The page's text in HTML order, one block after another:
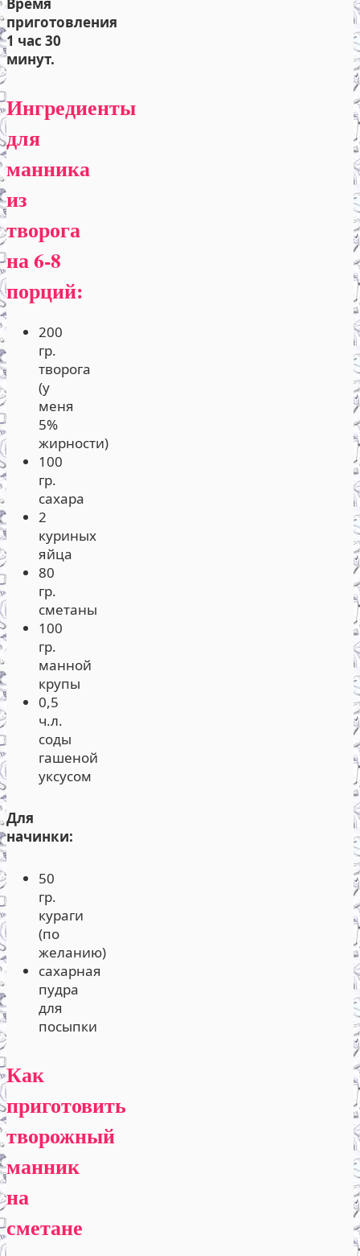
Время
приготовления
1 час 30
минут.
Ингредиенты
для
манника
из
творога
на 6-8
порций:
200
гр.
творога
(у
меня
5%
жирности)
100
гр.
сахара
2
куриных
яйца
80
гр.
сметаны
100
гр.
манной
крупы
0,5
ч.л.
соды
гашеной
уксусом
Для
начинки:
50
гр.
кураги
(по
желанию)
сахарная
пудра
для
посыпки
Как
приготовить
творожный
манник
на
сметане